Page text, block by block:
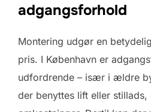
adgangsforhold
Montering udgør en
pris. I København er
udfordrende – især i ældre
der benyttes lift eller